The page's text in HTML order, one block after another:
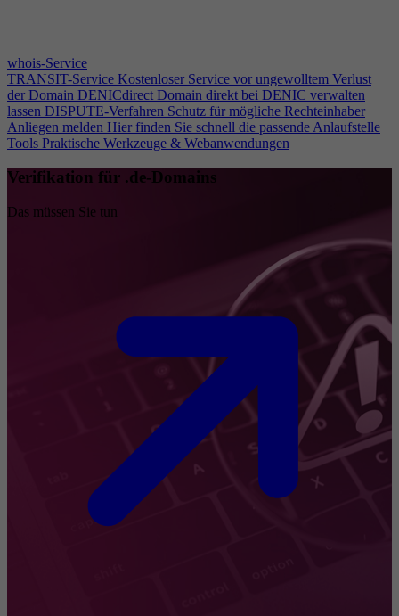
whois-Service
TRANSIT-Service Kostenloser Service vor ungewolltem Verlust
der Domain DENICdirect Domain direkt bei DENIC verwalten
lassen DISPUTE-Verfahren Schutz für mögliche Rechteinhaber
Anliegen melden Hier finden Sie schnell die passende Anlaufstelle
Tools Praktische Werkzeuge & Webanwendungen
Verifikation für .de-Domains
Das müssen Sie tun